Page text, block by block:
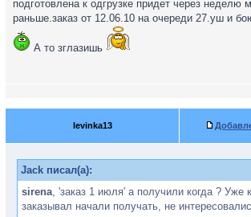
подготовлена к одгрузке придет через неделю
раньше.заказ от 12.06.10 на очереди 27.уш и
А то зглазишь
levinka13
Jack писал(а):
sirena, 'заказ 1 июля' а получили когда ? Уже
заказывал начали получать, не